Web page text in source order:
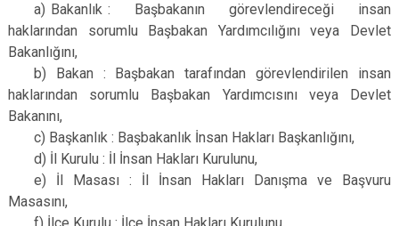
a) Bakanlık.. : Başbakanın görevlendireceği insan
haklarından sorumlu Başbakan Yardımcılığını veya Devlet
Bakanlığını,
b) Bakan : Başbakan tarafından görevlendirilen insan
haklarından sorumlu Başbakan Yardımcısını veya Devlet
Bakanını,
c) Başkanlık : Başbakanlık İnsan Hakları Başkanlığını,
d) İl Kurulu : İl İnsan Hakları Kurulunu,
e) İl Masası : İl İnsan Hakları Danışma ve Başvuru
Masasını,